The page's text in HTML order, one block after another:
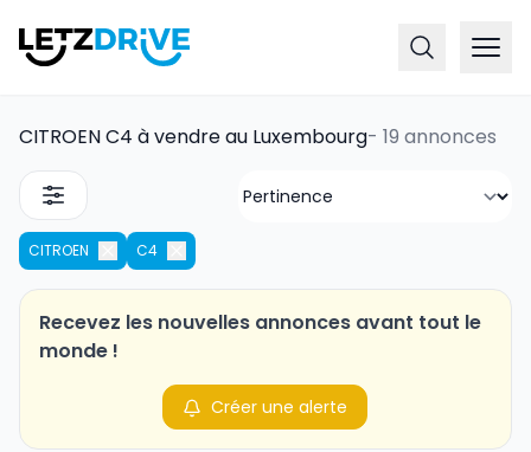
CITROEN C4 à vendre au Luxembourg- 19 annonces
CITROEN C4
Recevez les nouvelles annonces avant tout le
monde !
Créer une alerte